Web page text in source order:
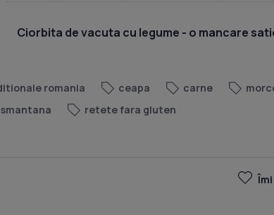
Ciorbita de vacuta cu legume - o mancare
romania ceapa carne
smantana retete fara gluten